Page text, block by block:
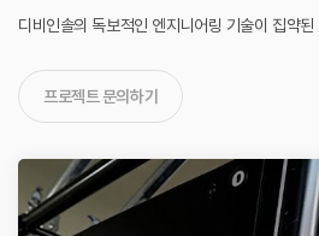
디비인솔의 독보적인 엔지니어링 기술이 집약된
프로젝트 문의하기